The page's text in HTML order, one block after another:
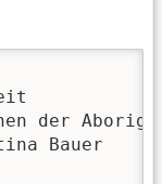
der
Bauer